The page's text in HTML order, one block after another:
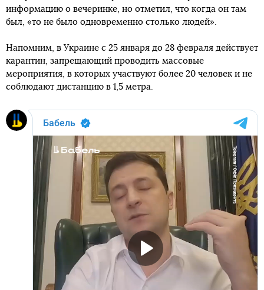
информацию о вечеринке, но отметил, что когда он там
был, «то не было одновременно столько людей».
Напомним, в Украине с 25 января до 28 февраля действует
карантин, запрещающий проводить массовые
мероприятия, в которых участвуют более 20 человек и не
соблюдают дистанцию в 1,5 метра.